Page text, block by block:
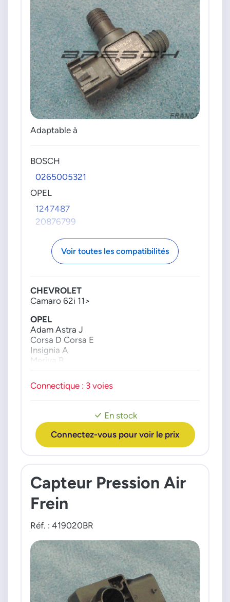
Adaptable à
BOSCH
0265005321
OPEL
1247487
20876799
Voir toutes les compatibilités
En stock
Connectez-vous pour voir le prix
CHEVROLET
Camaro 62i 11>
OPEL
Adam Astra J
Corsa D Corsa E
Insignia A
Meriva B
Connectique : 3 voies
Capteur Pression Air
Frein
Réf. : 419020BR